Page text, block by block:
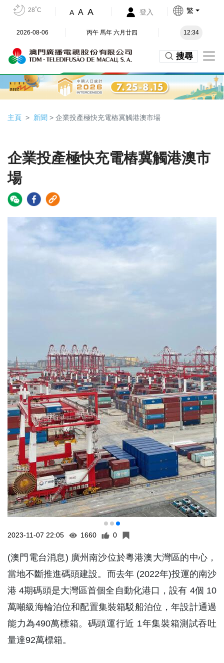
28˚C A A A 登入 繁
2026-08-06 丙午 馬年 六月廿四 12:34
搜尋
主頁 新聞 > 企業投產極快充電樁冀觸港澳市場
企業投產極快充電樁冀觸港澳市
場
2023-11-07 22:05 1660 0
(澳門電台消息) 廣州南沙位於粵港澳大灣區的中心，
當地不斷推進碼頭建設。而去年 (2022年)投運的南沙
港 4期碼頭是大灣區首個全自動化港口，設有 4個 10
萬噸級海輪泊位和配置集裝箱駁船泊位，年設計通過
能力為490萬標箱。碼頭運行近 1年集裝箱測試吞吐
量達92萬標箱。